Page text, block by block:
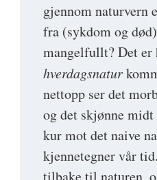
gjennom naturvern
fra (sykdom og
mangelfullt? Det er
hverdagsnatur
nettopp ser det
og det skjønne
kur mot det naive
kjennetegner vår
tilbake til naturen,